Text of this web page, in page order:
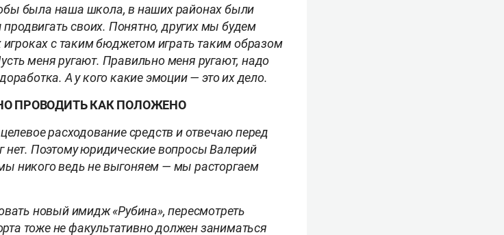
была наша школа, в наших районах были
своих. Понятно, других мы будем
игроках с таким бюджетом играть таким образом
меня ругают. Правильно меня ругают, надо
А у кого какие эмоции — это их дело.
ПРОВОДИТЬ КАК ПОЛОЖЕНО
расходование средств и отвечаю перед
нет. Поэтому юридические вопросы Валерий
никого ведь не выгоняем — мы расторгаем
новый имидж «Рубина», пересмотреть
тоже не факультативно должен заниматься